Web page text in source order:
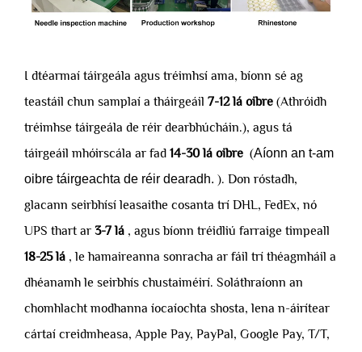
I dtéarmaí táirgeála agus tréimhsí ama, bíonn sé ag
teastáil chun samplaí a tháirgeáil 7-12 lá oibre (Athróidh
tréimhse táirgeála de réir dearbhúcháin.), agus tá
táirgeáil mhóirscála ar fad 14-30 lá oibre (Aíonn an t-am
oibre táirgeachta de réir dearadh. ). Don róstadh,
glacann seirbhísí leasaithe cosanta trí DHL, FedEx, nó
UPS thart ar 3-7 lá , agus bíonn tréidliú farraige timpeall
18-25 lá , le hamaireanna sonracha ar fáil trí théagmháil a
dhéanamh le seirbhís chustaiméirí. Soláthraíonn an
chomhlacht modhanna íocaíochta shosta, lena n-áirítear
cártaí creidmheasa, Apple Pay, PayPal, Google Pay, T/T,